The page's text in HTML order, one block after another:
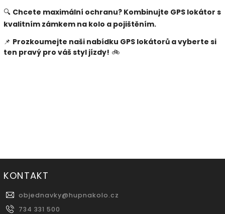
🔍 Chcete maximální ochranu? Kombinujte GPS lokátor s
kvalitním zámkem na kolo a pojištěním.
📌 Prozkoumejte naši nabídku GPS lokátorů a vyberte si
ten pravý pro váš styl jízdy! 🚲
KONTAKT
objednavky@hupnakolo.cz
734 331 500